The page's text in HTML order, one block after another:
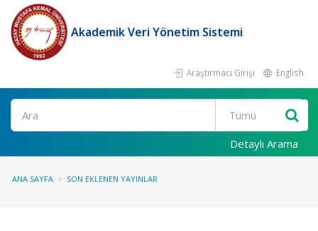
Akademik Veri Yönetim Sistemi
Araştırmacı Girişi English
Ara
Detaylı Arama
ANA SAYFA SON EKLENEN YAYINLAR